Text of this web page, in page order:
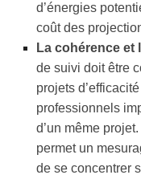
d’énergies
coût des
La cohérence et
de suivi doit être
projets
professionnels
d’un même
permet un
de se concentrer